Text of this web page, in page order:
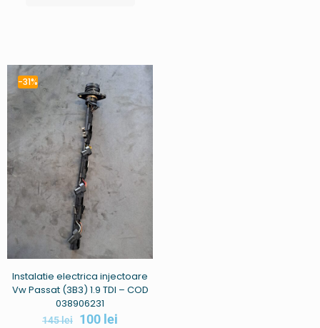
-31%
Instalatie electrica injectoare
Vw Passat (3B3) 1.9 TDI – COD
038906231
145lei 100 lei